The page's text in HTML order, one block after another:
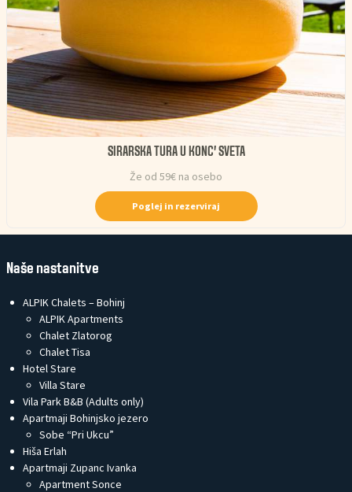
SIRARSKA TURA U KONC’ SVETA
Že od 59€ na osebo
Poglej in rezerviraj
Naše nastanitve
ALPIK Chalets – Bohinj
ALPIK Apartments
Chalet Zlatorog
Chalet Tisa
Hotel Stare
Villa Stare
Vila Park B&B (Adults only)
Apartmaji Bohinjsko jezero
Sobe “Pri Ukcu”
Hiša Erlah
Apartmaji Zupanc Ivanka
Apartment Sonce